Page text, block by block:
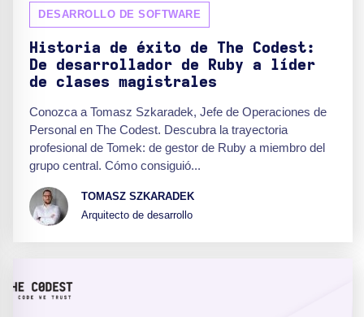
DESARROLLO DE SOFTWARE
Historia de éxito de The Codest:
De desarrollador de Ruby a líder
de clases magistrales
Conozca a Tomasz Szkaradek, Jefe de Operaciones de
Personal en The Codest. Descubra la trayectoria
profesional de Tomek: de gestor de Ruby a miembro del
grupo central. Cómo consiguió...
TOMASZ SZKARADEK
Arquitecto de desarrollo